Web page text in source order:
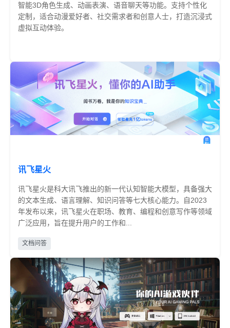
智能3D角色生成、动画表演、语音聊天等功能。支持个性化
定制，适合动漫爱好者、社交需求者和创意人士，打造沉浸式
虚拟互动体验。
讯飞星火
讯飞星火是科大讯飞推出的新一代认知智能大模型，具备强大
的文本生成、语言理解、知识问答等七大核心能力。自2023
年发布以来，讯飞星火在职场、教育、编程和创意写作等领域
广泛应用，旨在提升用户的工作和...
文档问答